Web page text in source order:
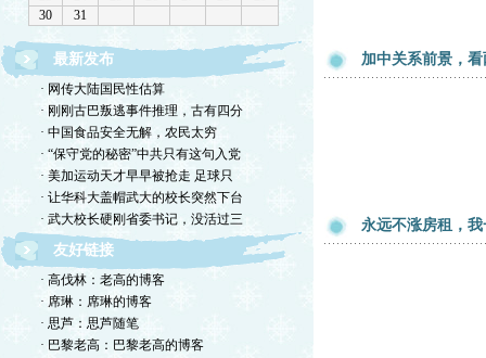
最新发布
· 网传大陆国民性估算
· 刚刚古巴叛逃事件推理，古有四分
· 中国食品安全无解，农民太穷
· “保守党的秘密”中共只有这句入党
· 美加运动天才早早被抢走 足球只
· 让华科大盖帽武大的校长突然下台
· 武大校长硬刚省委书记，没活过三
友好链接
· 高伐林：老高的博客
· 席琳：席琳的博客
· 思芦：思芦随笔
· 巴黎老高：巴黎老高的博客
加中关系前景，
永远不涨房租，